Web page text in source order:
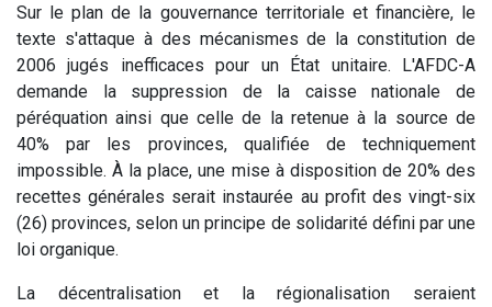
Sur le plan de la gouvernance territoriale et financière, le
texte s'attaque à des mécanismes de la constitution de
2006 jugés inefficaces pour un État unitaire. L'AFDC-A
demande la suppression de la caisse nationale de
péréquation ainsi que celle de la retenue à la source de
40% par les provinces, qualifiée de techniquement
impossible. À la place, une mise à disposition de 20% des
recettes générales serait instaurée au profit des vingt-six
(26) provinces, selon un principe de solidarité défini par une
loi organique.
La décentralisation et la régionalisation seraient